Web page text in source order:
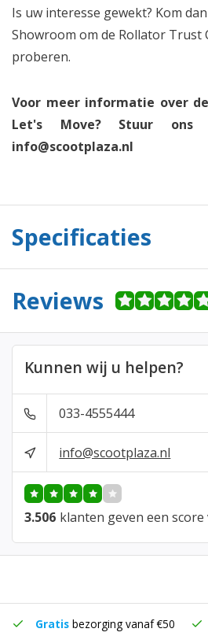
Is uw interesse gewekt? Kom
Showroom om de Rollator Trust
proberen.
Voor meer informatie over
Let's Move? Stuur
info@scootplaza.nl
Specificaties
Reviews
Kunnen wij u helpen?
033-4555444
info@scootplaza.nl
3.506 klanten geven een score
Gratis bezorging vanaf €50